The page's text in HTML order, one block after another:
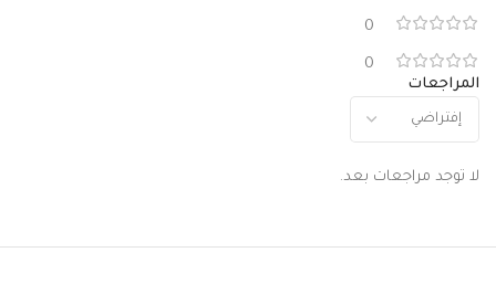
0
0
المراجعات
لا توجد مراجعات بعد.